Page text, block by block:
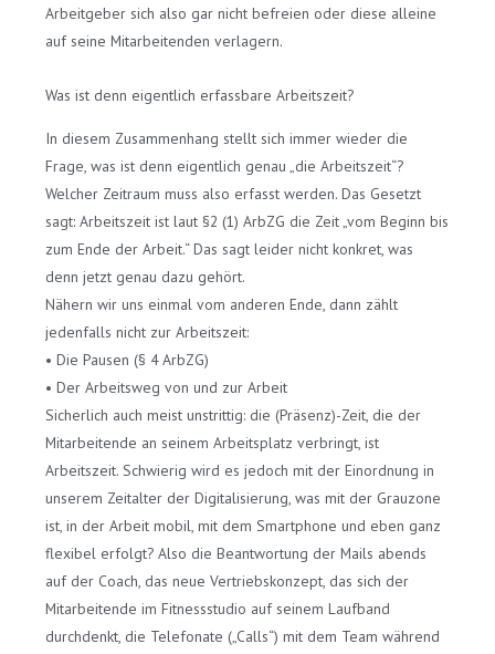
Arbeitgeber sich also gar nicht befreien oder diese alleine
auf seine Mitarbeitenden verlagern.
Was ist denn eigentlich erfassbare Arbeitszeit?
In diesem Zusammenhang stellt sich immer wieder die
Frage, was ist denn eigentlich genau „die Arbeitszeit“?
Welcher Zeitraum muss also erfasst werden. Das Gesetzt
sagt: Arbeitszeit ist laut §2 (1) ArbZG die Zeit „vom Beginn bis
zum Ende der Arbeit.“ Das sagt leider nicht konkret, was
denn jetzt genau dazu gehört.
Nähern wir uns einmal vom anderen Ende, dann zählt
jedenfalls nicht zur Arbeitszeit:
• Die Pausen (§ 4 ArbZG)
• Der Arbeitsweg von und zur Arbeit
Sicherlich auch meist unstrittig: die (Präsenz)-Zeit, die der
Mitarbeitende an seinem Arbeitsplatz verbringt, ist
Arbeitszeit. Schwierig wird es jedoch mit der Einordnung in
unserem Zeitalter der Digitalisierung, was mit der Grauzone
ist, in der Arbeit mobil, mit dem Smartphone und eben ganz
flexibel erfolgt? Also die Beantwortung der Mails abends
auf der Coach, das neue Vertriebskonzept, das sich der
Mitarbeitende im Fitnessstudio auf seinem Laufband
durchdenkt, die Telefonate („Calls“) mit dem Team während